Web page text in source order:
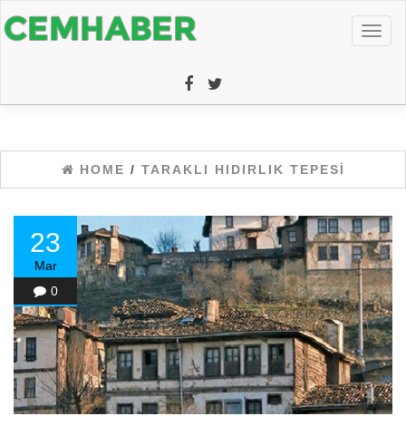
HOME / TARAKLI HIDIRLIK TEPESI
23
Mar
0